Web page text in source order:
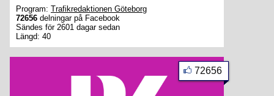
Program: Trafikredaktionen Göteborg
72656 delningar på Facebook
Sändes för 2601 dagar sedan
Längd: 40
72656